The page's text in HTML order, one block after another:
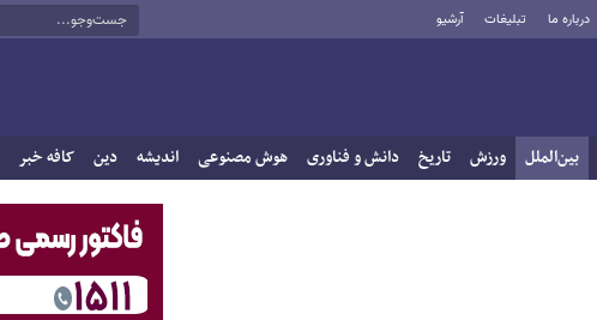
درباره ما تبلیغات آرشیو
بین‌الملل ورزش تاریخ دانش و فناوری هوش مصنوعی اندیشه دین کافه خبر